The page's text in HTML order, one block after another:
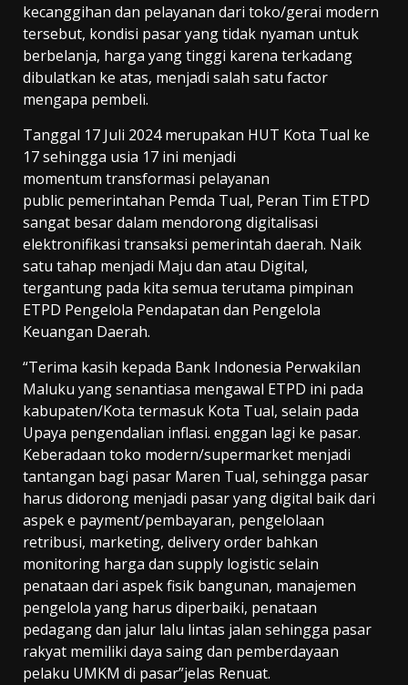
kecanggihan dan pelayanan dari toko/gerai modern
tersebut, kondisi pasar yang tidak nyaman untuk
berbelanja, harga yang tinggi karena terkadang
dibulatkan ke atas, menjadi salah satu factor
mengapa pembeli.
Tanggal 17 Juli 2024 merupakan HUT Kota Tual ke
17 sehingga usia 17 ini menjadi
momentum transformasi pelayanan
public pemerintahan Pemda Tual, Peran Tim ETPD
sangat besar dalam mendorong digitalisasi
elektronifikasi transaksi pemerintah daerah. Naik
satu tahap menjadi Maju dan atau Digital,
tergantung pada kita semua terutama pimpinan
ETPD Pengelola Pendapatan dan Pengelola
Keuangan Daerah.
“Terima kasih kepada Bank Indonesia Perwakilan
Maluku yang senantiasa mengawal ETPD ini pada
kabupaten/Kota termasuk Kota Tual, selain pada
Upaya pengendalian inflasi. enggan lagi ke pasar.
Keberadaan toko modern/supermarket menjadi
tantangan bagi pasar Maren Tual, sehingga pasar
harus didorong menjadi pasar yang digital baik dari
aspek e payment/pembayaran, pengelolaan
retribusi, marketing, delivery order bahkan
monitoring harga dan supply logistic selain
penataan dari aspek fisik bangunan, manajemen
pengelola yang harus diperbaiki, penataan
pedagang dan jalur lalu lintas jalan sehingga pasar
rakyat memiliki daya saing dan pemberdayaan
pelaku UMKM di pasar”jelas Renuat.